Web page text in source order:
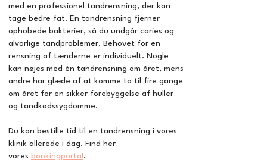
med en professionel tandrensning, der kan
tage bedre fat. En tandrensning fjerner
ophobede bakterier, så du undgår caries og
alvorlige tandproblemer. Behovet for en
rensning af tænderne er individuelt. Nogle
kan nøjes med én tandrensning om året, mens
andre har glæde af at komme to til fire gange
om året for en sikker forebyggelse af huller
og tandkødssygdomme.
Du kan bestille tid til en tandrensning i vores
klinik allerede i dag. Find her
vores bookingportal .